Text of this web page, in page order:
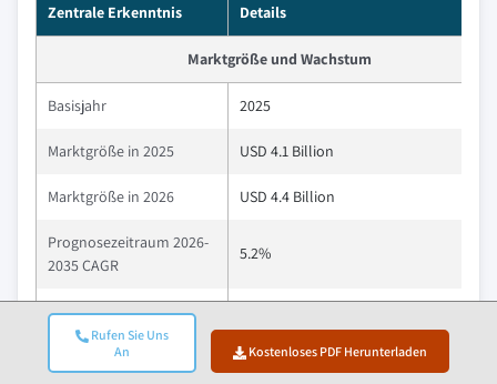
Rufen Sie Uns
An
Kostenloses PDF Herunterladen
Zentrale Erkenntnis Details
Marktgröße und Wachstum
Basisjahr 2025
Marktgröße in 2025 USD 4.1 Billion
Marktgröße in 2026 USD 4.4 Billion
Prognosezeitraum 2026-
2035 CAGR
5.2%
Marktgröße in 2035
Wichtige Markttrends